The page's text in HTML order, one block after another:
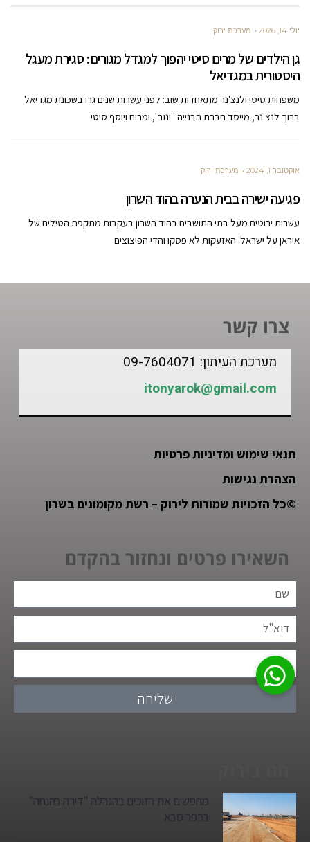
יולי 14, 2026 מערכת ירוק
גן הילדים של מרים סיטי יהפוך למגדל מגורים: סגירת מעגל
היסטורית במגדיאל
משפחות סיטי ולנצ'נר מתאחדות שוב: לפני עשרות שנים גרו בשכונת מגדיאל
ברוך לנצ'נר, מייסד חברת הבנייה "ינוב", ומרים ויוסף סיטי
אוקטובר 1, 2024 מערכת ירוק
פגיעה ישירה בבית הנערה בהוד השרון
עשרות ירוטים מעל בתי התושבים בהוד השרון בעקבות מתקפת הטילים של
איראן על ישראל. האזעקות לא פסקו והדי הפיצוצים
צרו קשר
מערכת העיתון: 09-7604071
itonyarok@gmail.com
תנאי שימוש ומדיניות פרטיות
הצהרת נגישות
©כל הזכויות שמורות לירוק – רשת מקומונים בשרון
השאירו פרטים ונחזור בהקדם
שליחה
מחפשים את הזוכים בהגרלה "דירה בהנחה"
בכפר סבא